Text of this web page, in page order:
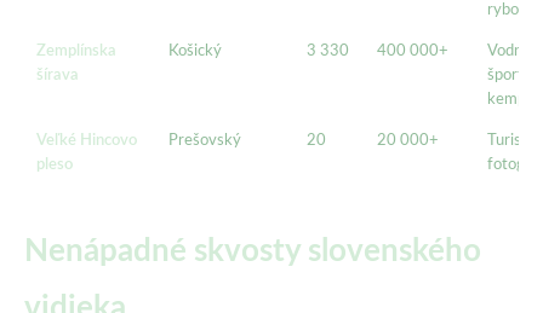
rybolov
Zemplínska
šírava
Košický 3 330 400 000+
Vodné
športy,
Veľké Hincovo
pleso
Prešovský 20 20 000+
Nenápadné skvosty slovenského